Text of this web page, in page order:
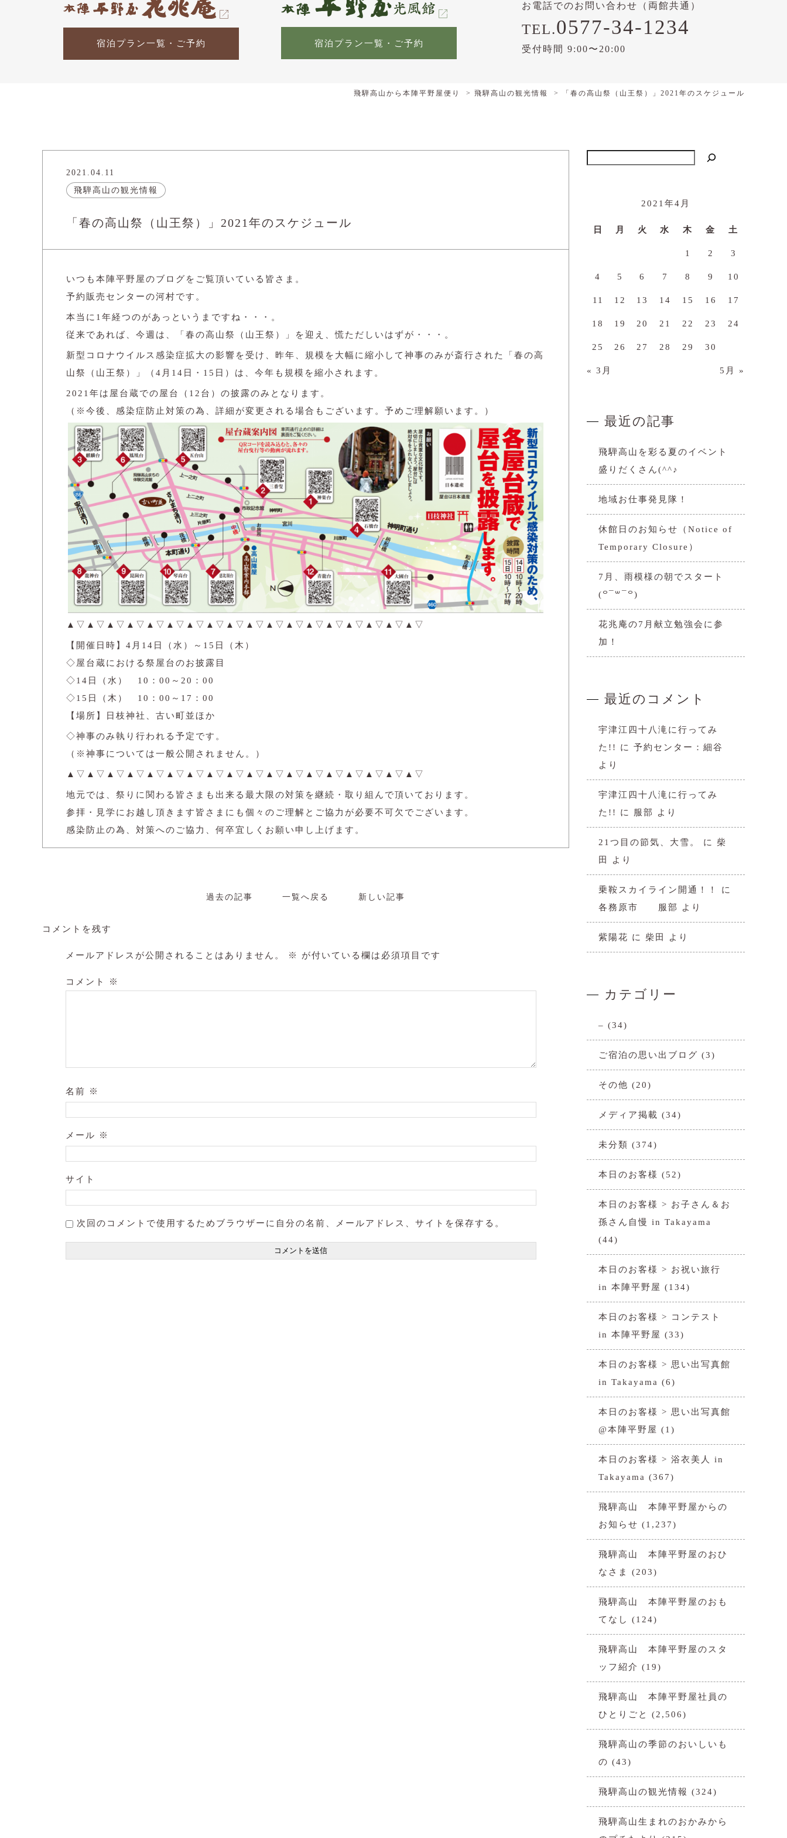
宿泊プラン一覧・ご予約 宿泊プラン一覧・ご予約
お電話でのお問い合わせ（両館共通）
TEL.0577-34-1234
受付時間 9:00〜20:00
飛騨高山から本陣平野屋便り 飛騨高山の観光情報 「春の高山祭（山王祭）」2021年のスケジュール
2021.04.11
飛騨高山の観光情報
「春の高山祭（山王祭）」2021年のスケジュール
いつも本陣平野屋のブログをご覧頂いている皆さま。
予約販売センターの河村です。
本当に1年経つのがあっというまですね・・・。
従来であれば、今週は、「春の高山祭（山王祭）」を迎え、慌ただしいはずが・・・。
新型コロナウイルス感染症拡大の影響を受け、昨年、規模を大幅に縮小して神事のみが斎行された「春の高
山祭（山王祭）」（4月14日・15日）は、今年も規模を縮小されます。
2021年は屋台蔵での屋台（12台）の披露のみとなります。
（※今後、感染症防止対策の為、詳細が変更される場合もございます。予めご理解願います。）
▲▽▲▽▲▽▲▽▲▽▲▽▲▽▲▽▲▽▲▽▲▽▲▽▲▽▲▽▲▽▲▽▲▽▲▽
【開催日時】4月14日（水）～15日（木）
◇屋台蔵における祭屋台のお披露目
◇14日（水） 10：00～20：00
◇15日（木） 10：00～17：00
【場所】日枝神社、古い町並ほか
◇神事のみ執り行われる予定です。
（※神事については一般公開されません。）
▲▽▲▽▲▽▲▽▲▽▲▽▲▽▲▽▲▽▲▽▲▽▲▽▲▽▲▽▲▽▲▽▲▽▲▽
地元では、祭りに関わる皆さまも出来る最大限の対策を継続・取り組んで頂いております。
参拝・見学にお越し頂きます皆さまにも個々のご理解とご協力が必要不可欠でございます。
感染防止の為、対策へのご協力、何卒宜しくお願い申し上げます。
過去の記事 一覧へ戻る 新しい記事
コメントを残す
メールアドレスが公開されることはありません。 ※ が付いている欄は必須項目です
コメント ※
名前 ※
メール ※
サイト
次回のコメントで使用するためブラウザーに自分の名前、メールアドレス、サイトを保存する。
2021年4月
日 月 火 水 木 金 土
1 2 3
4 5 6 7 8 9 10
11 12 13 14 15 16 17
18 19 20 21 22 23 24
25 26 27 28 29 30
« 3月 5月 »
最近の記事
飛騨高山を彩る夏のイベント
盛りだくさん(^^♪
地域お仕事発見隊！
休館日のお知らせ（Notice of
Temporary Closure）
7月、雨模様の朝でスタート
(꒪¯꒳​¯꒪)
花兆庵の7月献立勉強会に参
加！
最近のコメント
宇津江四十八滝に行ってみ
た!!
に 予約センター：細谷
より
宇津江四十八滝に行ってみ
た!!
に 服部 より
21つ目の節気、大雪。 に 柴
田
より
乗鞍スカイライン開通！！
に
各務原市 服部
より
紫陽花 に 柴田 より
カテゴリー
– (34)
ご宿泊の思い出ブログ (3)
その他 (20)
メディア掲載 (34)
未分類 (374)
本日のお客様 (52)
本日のお客様 > お子さん＆お
孫さん自慢 in Takayama
(44)
本日のお客様 > お祝い旅行
in 本陣平野屋 (134)
本日のお客様 > コンテスト
in 本陣平野屋 (33)
本日のお客様 > 思い出写真館
in Takayama (6)
本日のお客様 > 思い出写真館
@本陣平野屋 (1)
本日のお客様 > 浴衣美人 in
Takayama (367)
飛騨高山 本陣平野屋からの
お知らせ (1,237)
飛騨高山 本陣平野屋のおひ
なさま
(203)
飛騨高山 本陣平野屋のおも
てなし
(124)
飛騨高山 本陣平野屋のスタ
ッフ紹介 (19)
飛騨高山 本陣平野屋社員の
ひとりごと
(2,506)
飛騨高山の季節のおいしいも
の (43)
飛騨高山の観光情報 (324)
飛騨高山生まれのおかみから